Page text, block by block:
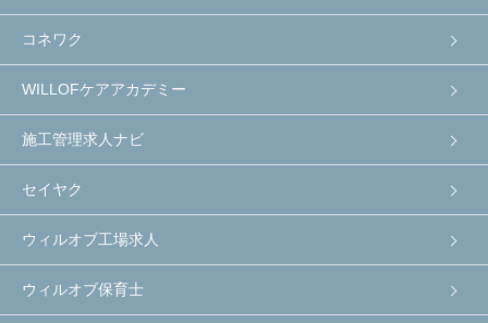
コネワク
WILLOFケアアカデミー
施工管理求人ナビ
セイヤク
ウィルオブ工場求人
ウィルオブ保育士